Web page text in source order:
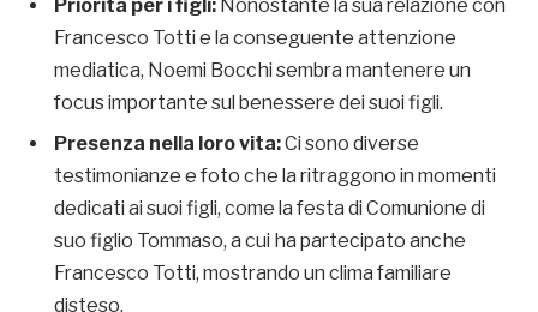
Priorità per i figli: Nonostante la sua relazione con
Francesco Totti e la conseguente attenzione
mediatica, Noemi Bocchi sembra mantenere un
focus importante sul benessere dei suoi figli.
Presenza nella loro vita:Ci sono diverse
testimonianze e foto che la ritraggono in momenti
dedicati ai suoi figli, come la festa di Comunione di
suo figlio Tommaso, a cui ha partecipato anche
Francesco Totti, mostrando un clima familiare
disteso.